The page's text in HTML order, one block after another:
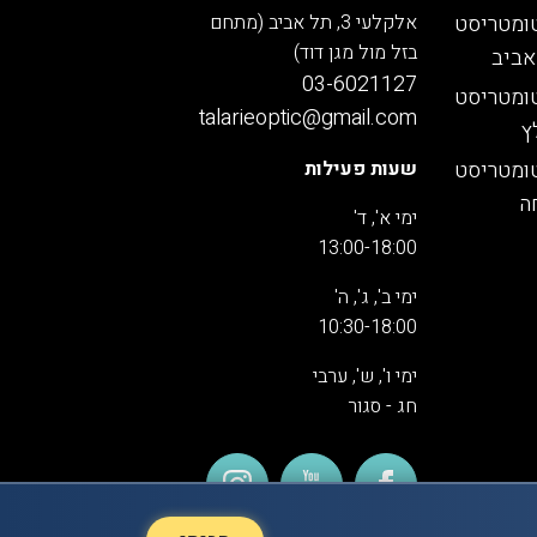
אלקלעי 3, תל אביב (מתחם
בזל מול מגן דוד)
03-6021127
talarieoptic@gmail.com
שעות פעילות
ימי א', ד'
13:00-18:00
ימי ב', ג', ה'
10:30-18:00
ימי ו', ש', ערבי
חג - סגור